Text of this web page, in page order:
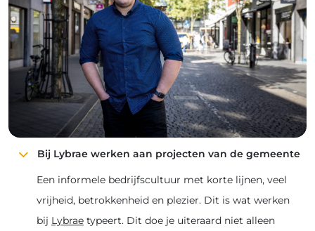
Bij Lybrae werken aan projecten van de gemeente
Een informele bedrijfscultuur met korte lijnen, veel
vrijheid, betrokkenheid en plezier. Dit is wat werken
bij Lybrae typeert. Dit doe je uiteraard niet alleen